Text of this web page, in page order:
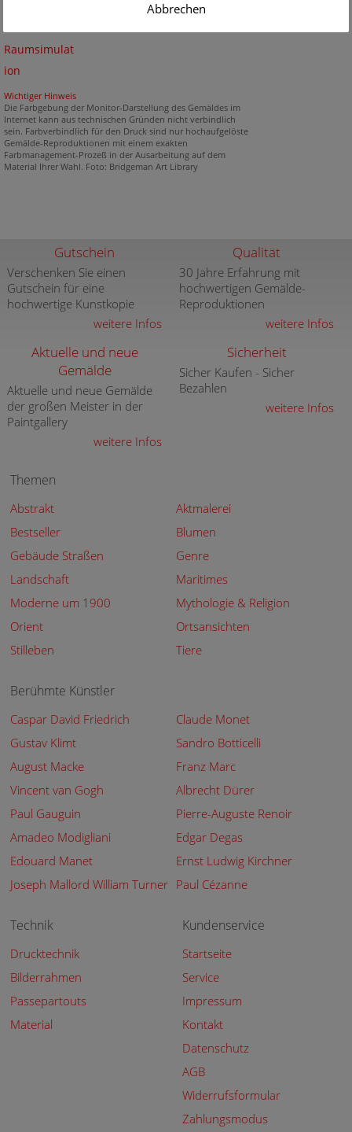
Raumsimulat
ion
Wichtiger Hinweis
Die Farbgebung der Monitor-Darstellung des Gemäldes im
Internet kann aus technischen Gründen nicht verbindlich
sein. Farbverbindlich für den Druck sind nur hochaufgelöste
Gemälde-Reproduktionen mit einem exakten
Farbmanagement-Prozeß in der Ausarbeitung auf dem
Material Ihrer Wahl. Foto: Bridgeman Art Library
Gutschein
Verschenken Sie einen
Gutschein für eine
hochwertige Kunstkopie
weitere Infos
Qualität
30 Jahre Erfahrung mit
hochwertigen Gemälde-
Reproduktionen
weitere Infos
Aktuelle und neue
Gemälde
Aktuelle und neue Gemälde
der großen Meister in der
Paintgallery
weitere Infos
Sicherheit
Sicher Kaufen - Sicher
Bezahlen
weitere Infos
Themen
Abstrakt
Aktmalerei
Bestseller
Blumen
Gebäude Straßen
Genre
Landschaft
Maritimes
Moderne um 1900
Mythologie & Religion
Orient
Ortsansichten
Stilleben
Tiere
Berühmte Künstler
Caspar David Friedrich
Claude Monet
Gustav Klimt
Sandro Botticelli
August Macke
Franz Marc
Vincent van Gogh
Albrecht Dürer
Paul Gauguin
Pierre-Auguste Renoir
Amadeo Modigliani
Edgar Degas
Edouard Manet
Ernst Ludwig Kirchner
Joseph Mallord William Turner Paul Cézanne
Technik
Drucktechnik
Bilderrahmen
Passepartouts
Material
Kundenservice
Startseite
Service
Impressum
Kontakt
Datenschutz
AGB
Widerrufsformular
Zahlungsmodus
Abbrechen